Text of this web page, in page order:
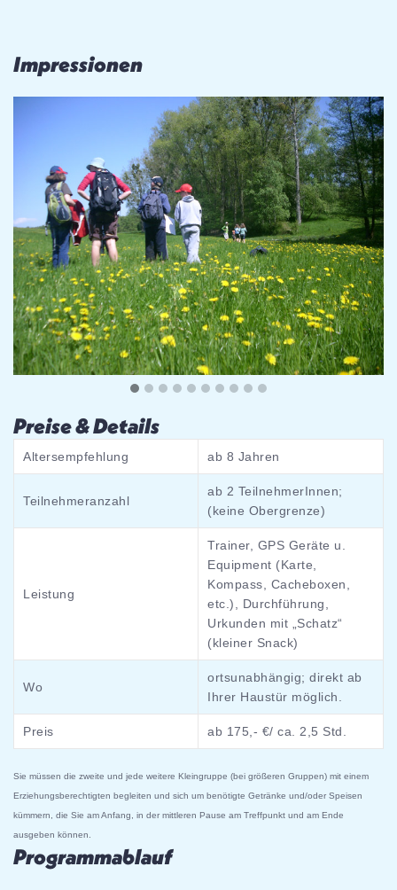
Impressionen
Preise & Details
Altersempfehlung ab 8 Jahren
Teilnehmeranzahl
ab 2 TeilnehmerInnen;
(keine Obergrenze)
Leistung
Trainer, GPS Geräte u.
Equipment (Karte,
Kompass, Cacheboxen,
etc.), Durchführung,
Urkunden mit „Schatz“
(kleiner Snack)
Wo
ortsunabhängig; direkt ab
Ihrer Haustür möglich.
Preis ab 175,- €/ ca. 2,5 Std.
Sie müssen die zweite und jede weitere Kleingruppe (bei größeren Gruppen) mit einem
Erziehungsberechtigten begleiten und sich um benötigte Getränke und/oder Speisen
kümmern, die Sie am Anfang, in der mittleren Pause am Treffpunkt und am Ende
ausgeben können.
Programmablauf